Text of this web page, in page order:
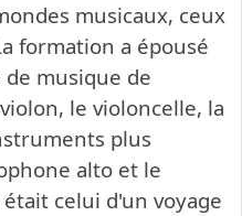
musicaux, ceux
formation a épousé
musique de
le violoncelle, la
plus
alto et le
celui d'un voyage